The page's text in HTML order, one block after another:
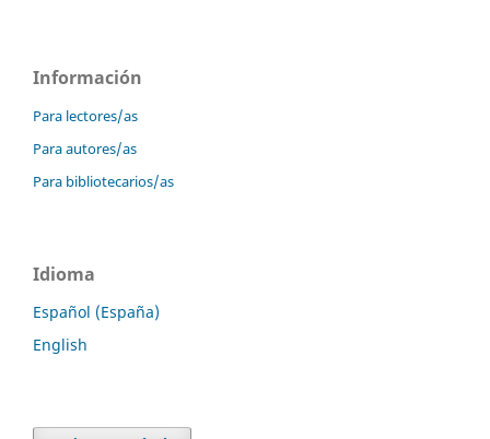
Información
Para lectores/as
Para autores/as
Para bibliotecarios/as
Idioma
Español (España)
English